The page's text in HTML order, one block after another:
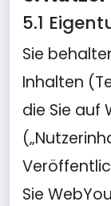
5.1
Sie
Inhalten
die Sie auf
Sie